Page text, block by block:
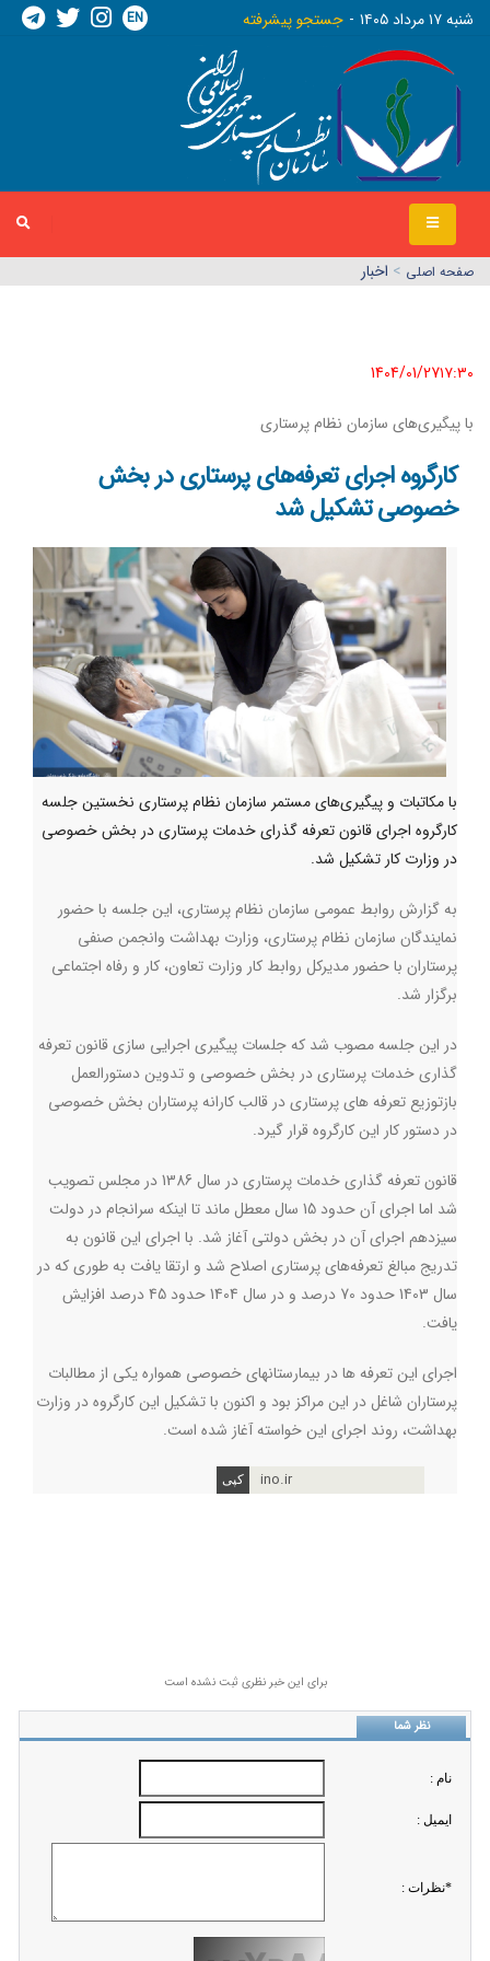
شنبه ١٧ مرداد ١٤٠٥ جستجو پیشرفته EN
صفحه اصلي > اخبار
1404/01/27١٧:٣٠
با پیگیری‌های سازمان نظام پرستاری
کارگروه اجرای تعرفه‌های پرستاری در بخش
خصوصی تشکیل شد
با مکاتبات و پیگیری‌های مستمر سازمان نظام پرستاری نخستین جلسه
کارگروه اجرای قانون تعرفه گذرای خدمات پرستاری در بخش خصوصی
در وزارت کار تشکیل شد.
به گزارش روابط عمومی سازمان نظام پرستاری، این جلسه با حضور
نمایندگان سازمان نظام پرستاری، وزارت بهداشت وانجمن صنفی
پرستاران با حضور مدیرکل روابط کار وزارت تعاون، کار و رفاه اجتماعی
برگزار شد.
در این جلسه مصوب شد که جلسات پیگیری اجرایی سازی قانون تعرفه
گذاری خدمات پرستاری در بخش خصوصی و تدوین دستورالعمل
بازتوزیع تعرفه های پرستاری در قالب کارانه پرستاران بخش خصوصی
در دستور کار این کارگروه قرار گیرد.
قانون تعرفه گذاری خدمات پرستاری در سال 1386 در مجلس تصویب
شد اما اجرای آن حدود 15 سال معطل ماند تا اینکه سرانجام در دولت
سیزدهم اجرای آن در بخش دولتی آغاز شد. با اجرای این قانون به
تدریج مبالغ تعرفه‌های پرستاری اصلاح شد و ارتقا یافت به طوری که در
سال 1403 حدود 70 درصد و در سال 1404 حدود 45 درصد افزایش
یافت.
اجرای این تعرفه ها در بیمارستانهای خصوصی همواره یکی از مطالبات
پرستاران شاغل در این مراکز بود و اکنون با تشکیل این کارگروه در وزارت
بهداشت، روند اجرای این خواسته آغاز شده است.
ino.ir
برای این خبر نظری ثبت نشده است
نظر شما
نام :
ايميل :
*نظرات :